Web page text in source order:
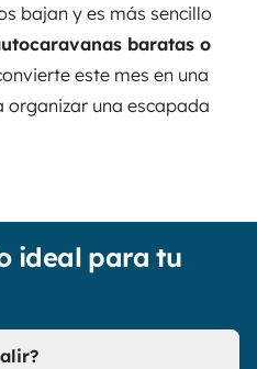
bajan y es más sencillo
baratas o
este mes en una
una escapada
ideal para tu